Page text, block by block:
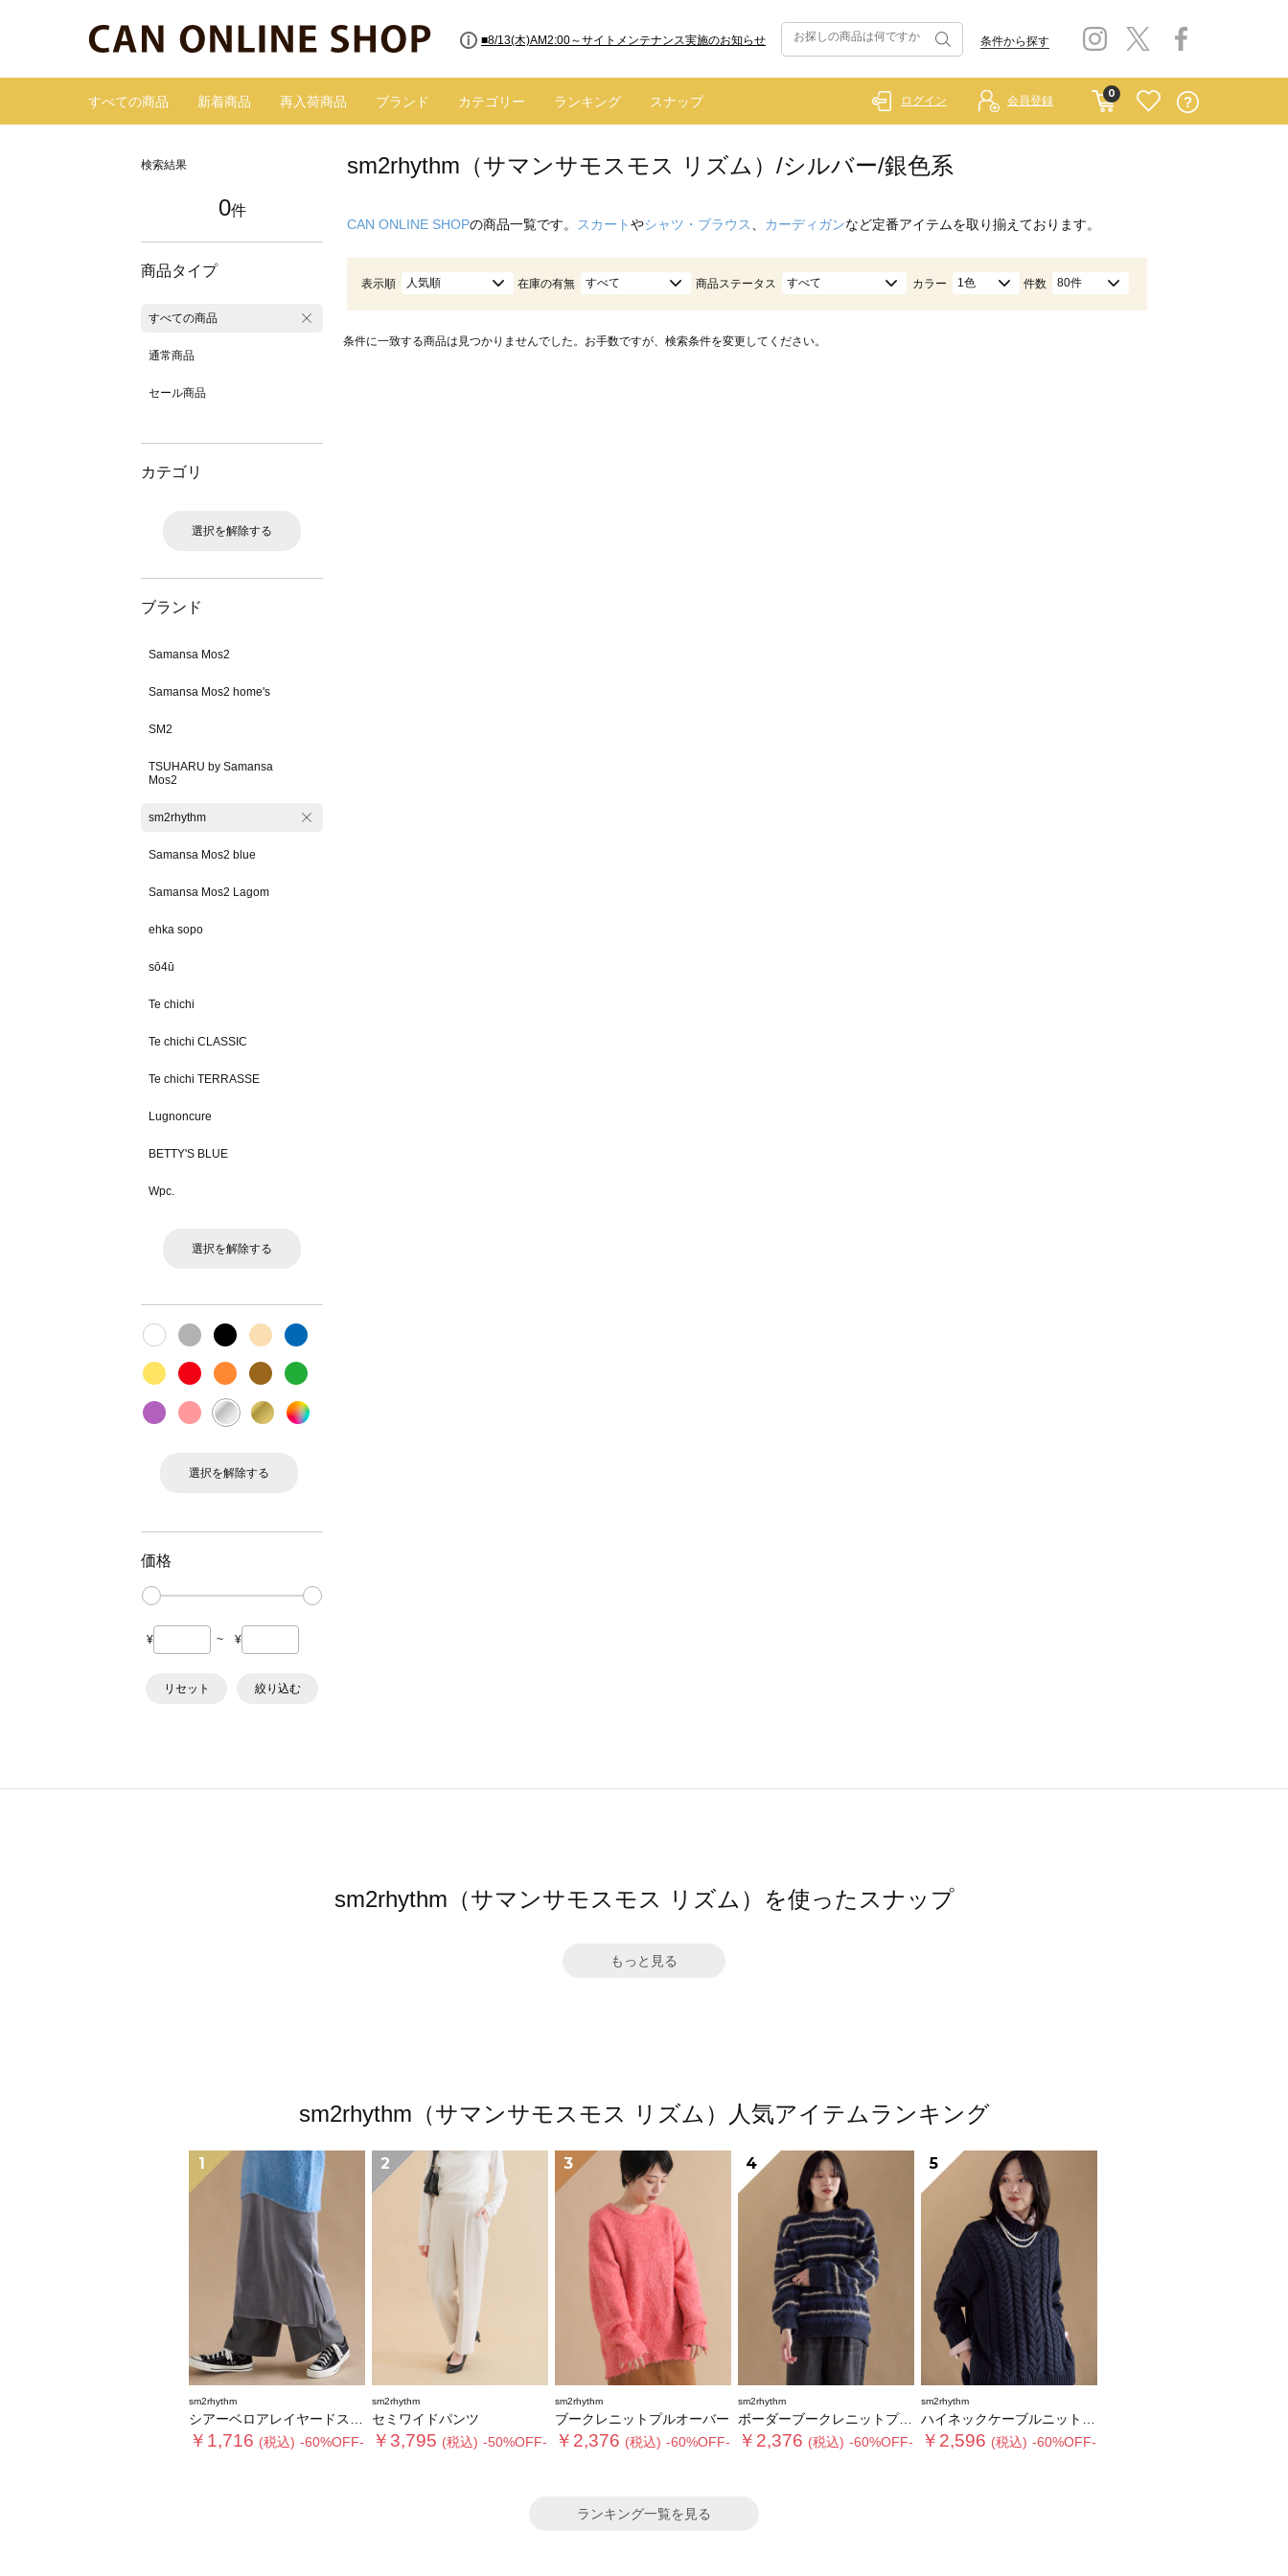
■8/13(木)AM2:00～サイトメンテナンス実施のお知らせ 条件から探す
すべての商品 新着商品 再入荷商品 ブランド カテゴリー ランキング スナップ
0
ログイン 会員登録
検索結果
0件
商品タイプ
すべての商品
通常商品
セール商品
カテゴリ
選択を解除する
ブランド
Samansa Mos2
Samansa Mos2 home's
SM2
TSUHARU by Samansa
Mos2
sm2rhythm
Samansa Mos2 blue
Samansa Mos2 Lagom
ehka sopo
sō4ū
Te chichi
Te chichi CLASSIC
Te chichi TERRASSE
Lugnoncure
BETTY'S BLUE
Wpc.
選択を解除する
選択を解除する
価格
¥ ~ ¥
リセット 絞り込む
sm2rhythm（サマンサモスモス リズム）/シルバー/銀色系
CAN ONLINE SHOPの商品一覧です。 スカートやシャツ・ブラウス カーディガンなど定番アイテムを取り揃えております。
表示順 人気順 在庫の有無 すべて 商品ステータス すべて カラー 1色 件数 80件
条件に一致する商品は見つかりませんでした。お手数ですが、検索条件を変更してください。
sm2rhythm（サマンサモスモス リズム）を使ったスナップ
もっと見る
sm2rhythm（サマンサモスモス リズム）人気アイテムランキング
1
sm2rhythm
シアーベロアレイヤードスカート
￥1,716 (税込) -60%OFF-
2
sm2rhythm
セミワイドパンツ
￥3,795 (税込) -50%OFF-
3
sm2rhythm
ブークレニットプルオーバー
￥2,376 (税込) -60%OFF-
4
sm2rhythm
ボーダーブークレニットプルオーバー
￥2,376 (税込) -60%OFF-
5
sm2rhythm
ハイネックケーブルニットプルオーバー
￥2,596 (税込) -60%OFF-
ランキング一覧を見る